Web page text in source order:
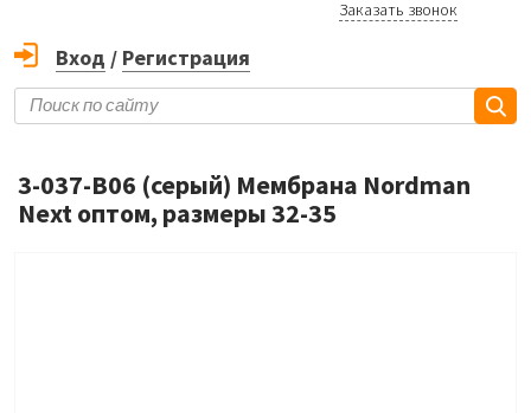
Заказать звонок
Вход / Регистрация
3-037-B06 (серый) Мембрана Nordman
Next оптом, размеры 32-35